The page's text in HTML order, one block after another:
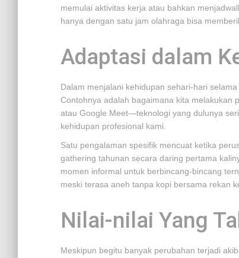
memulai aktivitas kerja atau bahkan
hanya dengan satu jam olahraga bisa
Adaptasi dalam
Dalam menjalani kehidupan sehari-hari
Contohnya adalah bagaimana kita melakukan
atau Google Meet—teknologi yang dulunya
kehidupan profesional kami.
Satu pengalaman spesifik mencuat ketika
gathering tahunan secara daring pertama
momen informal untuk berbincang-bincang
meski terasa aneh tanpa kopi bersama rekan
Nilai-nilai Yang
Meskipun begitu banyak perubahan terjadi